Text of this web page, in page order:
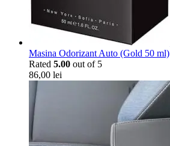
Masina Odorizant Auto (Gold 50 ml)
Rated 5.00 out of 5
86,00 lei